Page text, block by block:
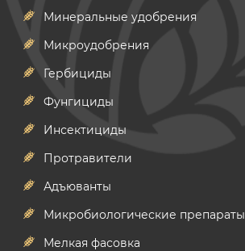
Минеральные удобрения
Микроудобрения
Гербициды
Фунгициды
Инсектициды
Протравители
Адъюванты
Микробиологические препараты
Мелкая фасовка